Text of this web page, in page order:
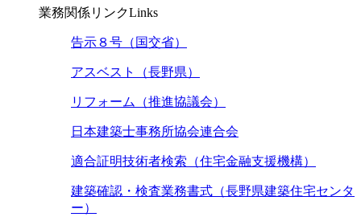
業務関係リンクLinks
告示８号（国交省）
アスベスト（長野県）
リフォーム（推進協議会）
日本建築士事務所協会連合会
適合証明技術者検索（住宅金融支援機構）
建築確認・検査業務書式（長野県建築住宅センタ
ー）